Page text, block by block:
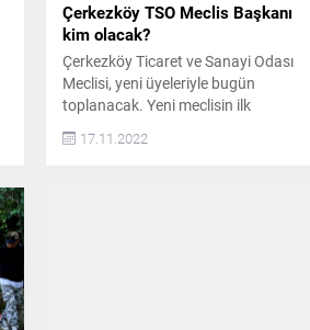
Çerkezköy TSO Meclis Başkanı
kim olacak?
Çerkezköy Ticaret ve Sanayi Odası
Meclisi, yeni üyeleriyle bugün
toplanacak. Yeni meclisin ilk
toplantısında meclis başkanı
seçilecek. Yeni meclis başkanının kim
17.11.2022